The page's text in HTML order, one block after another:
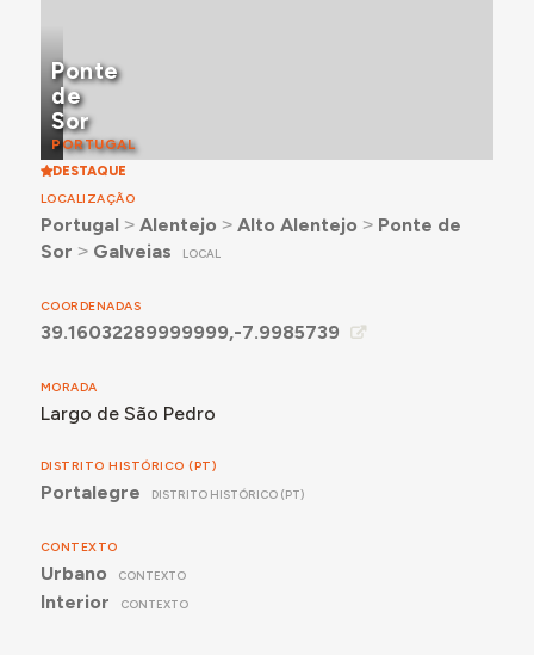
Ponte
de
Sor
PORTUGAL
DESTAQUE
LOCALIZAÇÃO
Portugal ˃ Alentejo ˃ Alto Alentejo ˃ Ponte de
Sor ˃ Galveias LOCAL
COORDENADAS
39.16032289999999,-7.9985739
MORADA
Largo de São Pedro
DISTRITO HISTÓRICO (PT)
Portalegre DISTRITO HISTÓRICO (PT)
CONTEXTO
Urbano CONTEXTO
Interior CONTEXTO